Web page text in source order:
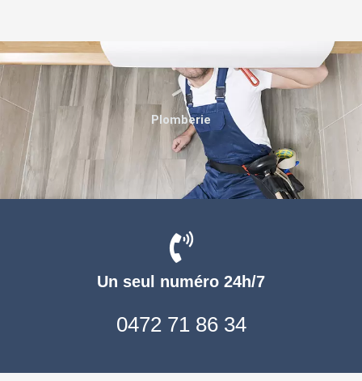
Un seul numéro 24h/7
0472 71 86 34
Plomberie